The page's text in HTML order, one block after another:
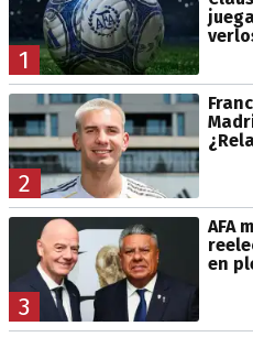
1
2
3
AFA
en